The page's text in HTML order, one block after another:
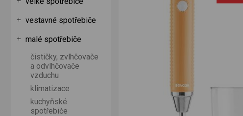
vestavné spotřebiče
malé spotřebiče
čističky, zvlhčovače
a odvlhčovače
vzduchu
klimatizace
kuchyňské
spotřebiče